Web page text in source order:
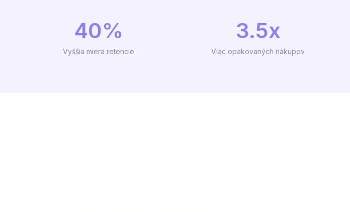
40%
Vyššia miera retencie
3.5x
Viac opakovaných nákupov